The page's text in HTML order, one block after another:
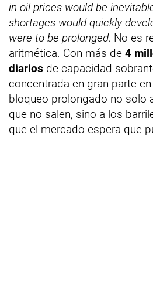
in oil prices would be
shortages would quickly
were to be prolonged. No es
aritmética. Con más de 4
diarios de capacidad
concentrada en gran parte
bloqueo prolongado no solo
que no salen, sino a los
que el mercado espera que